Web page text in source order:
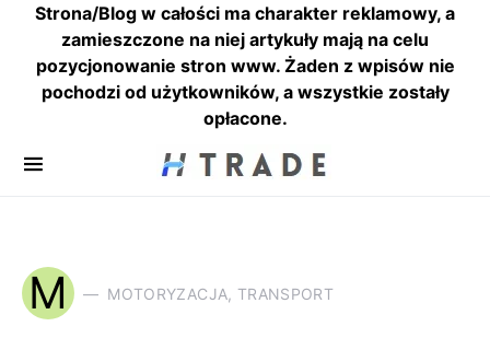
Strona/Blog w całości ma charakter reklamowy, a
zamieszczone na niej artykuły mają na celu
pozycjonowanie stron www. Żaden z wpisów nie
pochodzi od użytkowników, a wszystkie zostały
opłacone.
M MOTORYZACJA, TRANSPORT